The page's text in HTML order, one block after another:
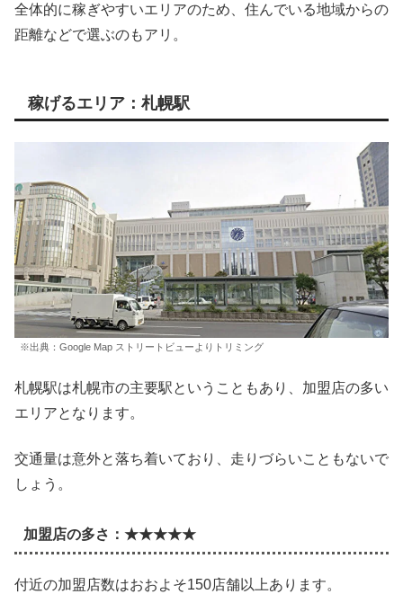
全体的に稼ぎやすいエリアのため、住んでいる地域からの
距離などで選ぶのもアリ。
稼げるエリア：札幌駅
※出典：Google Map ストリートビューよりトリミング
札幌駅は札幌市の主要駅ということもあり、加盟店の多い
エリアとなります。
交通量は意外と落ち着いており、走りづらいこともないで
しょう。
加盟店の多さ：★★★★★
付近の加盟店数はおおよそ150店舗以上あります。